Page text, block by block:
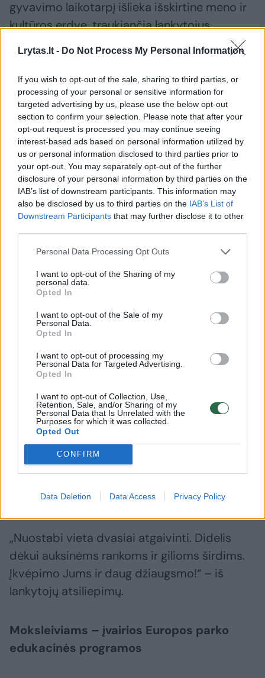
Lrytas.lt - Do Not Process My Personal Information
If you wish to opt-out of the sale, sharing to third parties, or
processing of your personal or sensitive information for
targeted advertising by us, please use the below opt-out
section to confirm your selection. Please note that after your
opt-out request is processed you may continue seeing
interest-based ads based on personal information utilized by
us or personal information disclosed to third parties prior to
your opt-out. You may separately opt-out of the further
disclosure of your personal information by third parties on the
IAB’s list of downstream participants. This information may
also be disclosed by us to third parties on the IAB’s List of
Downstream Participants that may further disclose it to other
Personal Data Processing Opt Outs
I want to opt-out of the Sharing of my
personal data.
Opted In
I want to opt-out of the Sale of my
Personal Data.
Opted In
I want to opt-out of processing my
Personal Data for Targeted Advertising.
Opted In
I want to opt-out of Collection, Use,
Retention, Sale, and/or Sharing of my
Personal Data that Is Unrelated with the
Purposes for which it was collected.
Opted Out
CONFIRM
Data Deletion Data Access Privacy Policy
gyvavimo laikotarpį išlieka išskirtine meno ir
kultūros erdve, traukiančia lankytojus,
veiklas.
Netgi drąsiai galime sakyti, kad Europos
parkas tapo vieta, kur galiausiai išsipildė ne
vieno žmogaus ir ne viena svajonė – juk savo
meno kūrinius čia įgyvendino (ir
apgyvendino) daugiau nei 100 kūrėjų iš viso
pasaulio. Be abejonės, svajonės pildosi ir
toliau. Svarbu – svajoti.
Susiję straipsniai
Tapybos parodoje „Laisvės
vertė“ – asmeninių patirčių ir
karo Ukrainoje įvaizdžiai
išsilydė
„Nuostabi vieta dvasiai atgaivinti. Didelis
dėkui auksinėms rankoms ir gilioms širdims.
Įkvėpimo Jums ir daug džiaugsmo!“ – iš
lankytojų atsiliepimų.
Moksleiviams – įvairios Europos parko
edukacinės programos